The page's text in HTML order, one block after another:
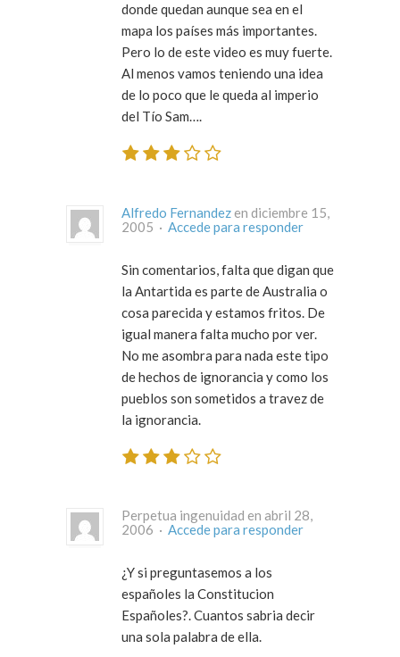
donde quedan aunque sea en el
mapa los países más importantes.
Pero lo de este video es muy fuerte.
Al menos vamos teniendo una idea
de lo poco que le queda al imperio
del Tío Sam….
Alfredo Fernandez en diciembre 15,
2005 · Accede para responder
Sin comentarios, falta que digan que
la Antartida es parte de Australia o
cosa parecida y estamos fritos. De
igual manera falta mucho por ver.
No me asombra para nada este tipo
de hechos de ignorancia y como los
pueblos son sometidos a travez de
la ignorancia.
Perpetua ingenuidad en abril 28,
2006 · Accede para responder
¿Y si preguntasemos a los
españoles la Constitucion
Españoles?. Cuantos sabria decir
una sola palabra de ella.